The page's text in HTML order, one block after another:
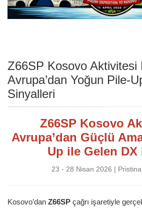
Z66SP Kosovo Aktivitesi
Avrupa’dan Yoğun Pile-
Sinyalleri
Z66SP Kosovo
Avrupa’dan Güçlü
Up ile Gelen DX
23 - 28 Nisan 2026 |
Kosovo’dan Z66SP çağrı işaretiyle